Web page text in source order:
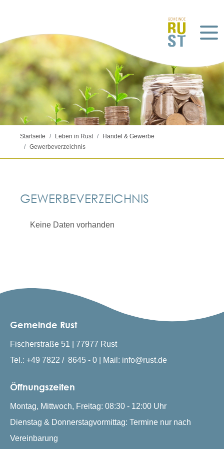
Startseite Leben in Rust
Handel & Gewerbe
Gewerbeverzeichnis
GEWERBEVERZEICHNIS
Keine Daten vorhanden
Gemeinde Rust
Fischerstraße 51 | 77977 Rust
Tel.: +49 7822 / 8645 - 0 | Mail: info@rust.de
Öffnungszeiten
Montag, Mittwoch, Freitag: 08:30 - 12:00 Uhr
Dienstag & Donnerstagvormittag: Termine nur nach
Vereinbarung